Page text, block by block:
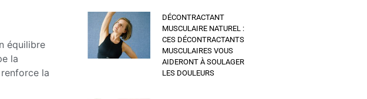
équilibre
la
la
DÉCONTRACTANT
MUSCULAIRE NATUREL :
CES DÉCONTRACTANTS
MUSCULAIRES VOUS
AIDERONT À SOULAGER
LES DOULEURS